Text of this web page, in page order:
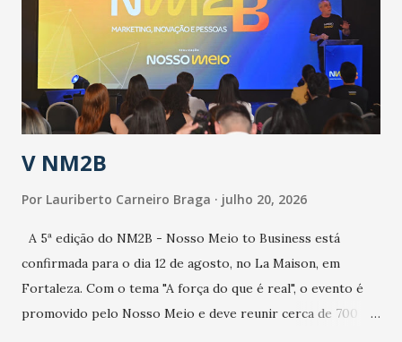
de uma epidemia com um vírus diferente, com um poder de
contaminação maior que outros coronavírus”, apontou o
secretário. Segundo ele, é uma epidemia com chance de
contaminação alta, podendo gerar um grande risco à
população e ao sistema de saúde. “Precisamos saber fazer a
estratificação do risco da doença, para não so...
V NM2B
Por Lauriberto Carneiro Braga julho 20, 2026
A 5ª edição do NM2B - Nosso Meio to Business está
confirmada para o dia 12 de agosto, no La Maison, em
Fortaleza. Com o tema "A força do que é real", o evento é
promovido pelo Nosso Meio e deve reunir cerca de 700